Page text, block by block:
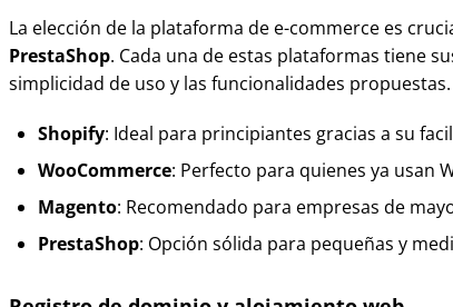
La elección de la plataforma de e-commerce es
PrestaShop. Cada una de estas plataformas tiene
simplicidad de uso y las funcionalidades propuestas.
Shopify: Ideal para principiantes gracias a su
WooCommerce: Perfecto para quienes ya usan
Magento: Recomendado para empresas de
PrestaShop: Opción sólida para pequeñas y